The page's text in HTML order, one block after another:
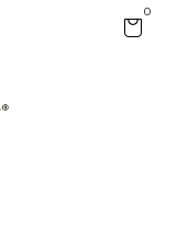
0